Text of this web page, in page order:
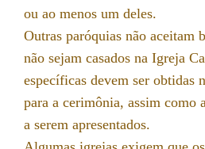
ou ao menos um deles.
Outras paróquias não aceitam
não sejam casados na Igreja
específicas devem ser obtidas
para a cerimônia, assim como
a serem apresentados.